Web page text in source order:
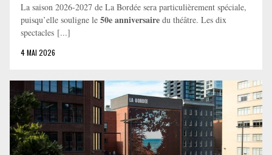
La saison 2026-2027 de La Bordée sera particulièrement spéciale,
puisqu’elle souligne le 50e anniversaire du théâtre. Les dix
spectacles [...]
4 MAI 2026